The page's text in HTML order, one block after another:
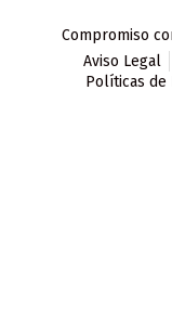
Compromiso
Aviso Legal
Políticas de